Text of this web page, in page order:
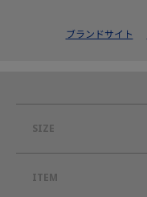
ブランドサイト
SIZE
ITEM